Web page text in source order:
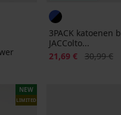
3PACK katoenen
JACColto...
Korting
21,69 € 30,99 €
NEW
LIMITED